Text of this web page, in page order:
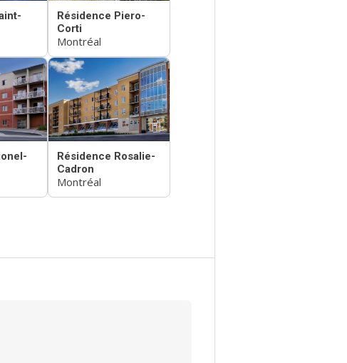
Résidence Piero-
Corti
Montréal
Résidence Rosalie-
Cadron
Montréal